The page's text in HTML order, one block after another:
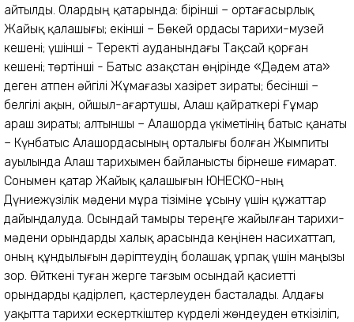
айтылды. Олардың қатарында: бірінші – ортағасырлық
Жайық қалашығы; екінші – Бөкей ордасы тарихи-музей
кешені; үшінші - Теректі ауданындағы Тақсай қорған
кешені; төртінші - Батыс Қазақстан өңірінде «Дәдем ата»
деген атпен әйгілі Жұмағазы хазірет зираты; бесінші –
белгілі ақын, ойшыл-ағартушы, Алаш қайраткері Ғұмар
Қараш зираты; алтыншы – Алашорда үкіметінің батыс қанаты
– Күнбатыс Алашордасының орталығы болған Жымпиты
ауылында Алаш тарихымен байланысты бірнеше ғимарат.
Сонымен қатар Жайық қалашығын ЮНЕСКО-ның
Дүниежүзілік мәдени мұра тізіміне ұсыну үшін құжаттар
дайындалуда. Осындай тамыры тереңге жайылған тарихи-
мәдени орындарды халық арасында кеңінен насихаттап,
оның құндылығын дәріптеудің болашақ ұрпақ үшін маңызы
зор. Өйткені туған жерге тағзым осындай қасиетті
орындарды қадірлеп, қастерлеуден басталады. Алдағы
уақытта тарихи ескерткіштер күрделі жөндеуден өткізіліп,